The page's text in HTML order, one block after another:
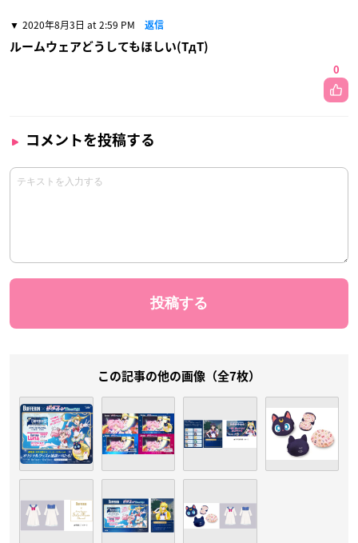
2020年8月3日 at 2:59 PM 返信
ルームウェアどうしてもほしい(TдT)
0
コメントを投稿する
この記事の他の画像（全7枚）